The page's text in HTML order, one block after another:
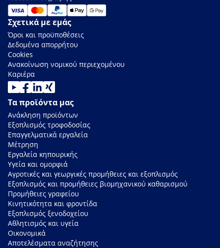
Σχετικά με εμάς
Όροι και προϋποθέσεις
Δεδομένα απορρήτου
Cookies
Ανακοίνωση νομικού περιεχομένου
Καριέρα
Τα προϊόντα μας
Ανάκληση προϊόντων
Εξοπλισμός τροφοδοσίας
Επαγγελματικά εργαλεία
Μέτρηση
Εργαλεία κηπουρικής
Υγεία και ομορφιά
Αγροτικές και γεωργικές προμήθειες και εξοπλισμός
Εξοπλισμός και προμήθειες βιομηχανικού καθαρισμού
Προμήθειες γραφείου
Κινητικότητα και φροντίδα
Εξοπλισμός ξενοδοχείου
Αθλητισμός και υγεία
Οικονομικά
Αποτελέσματα αναζήτησης